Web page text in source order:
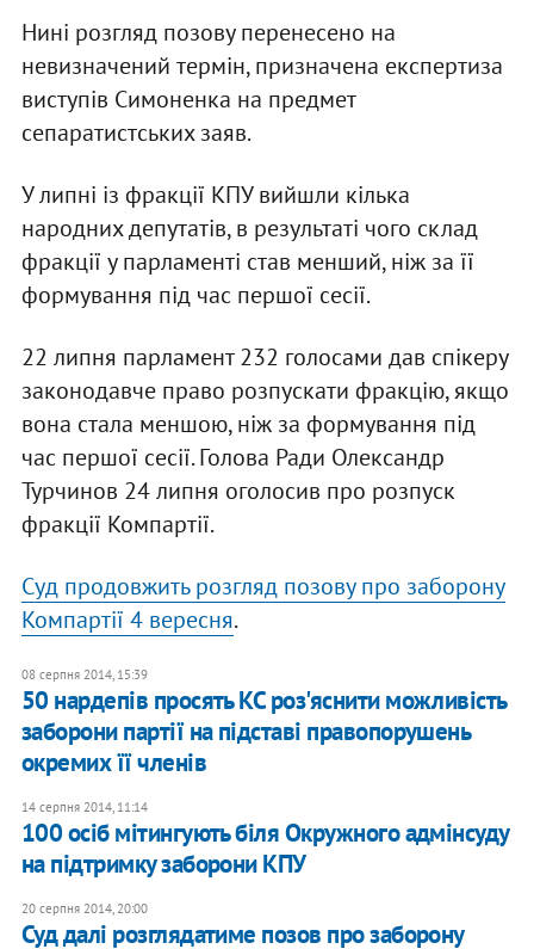
Нині розгляд позову перенесено на
невизначений термін, призначена експертиза
виступів Симоненка на предмет
сепаратистських заяв.
У липні із фракції КПУ вийшли кілька
народних депутатів, в результаті чого склад
фракції у парламенті став менший, ніж за її
формування під час першої сесії.
22 липня парламент 232 голосами дав спікеру
законодавче право розпускати фракцію, якщо
вона стала меншою, ніж за формування під
час першої сесії. Голова Ради Олександр
Турчинов 24 липня оголосив про розпуск
фракції Компартії.
Суд продовжить розгляд позову про заборону
Компартії 4 вересня.
08 серпня 2014, 15:39
50 нардепів просять КС роз'яснити можливість
заборони партії на підставі правопорушень
окремих її членів
14 серпня 2014, 11:14
100 осіб мітингують біля Окружного адмінсуду
на підтримку заборони КПУ
20 серпня 2014, 20:00
Суд далі розглядатиме позов про заборону